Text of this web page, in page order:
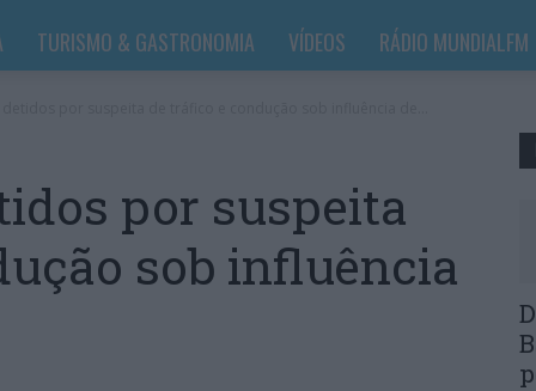
TURISMO & GASTRONOMIA VÍDEOS RÁDIO MUNDIALFM
por suspeita
sob influência